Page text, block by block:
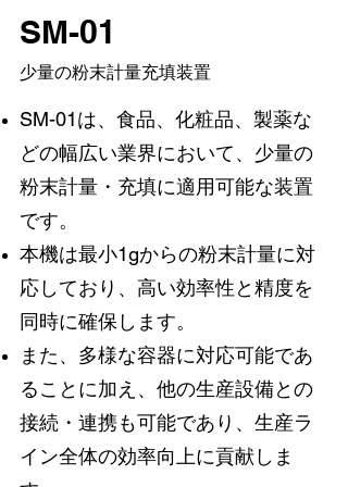
SM-01
少量の粉末計量充填装置
SM-01は、食品、化粧品、製薬な
どの幅広い業界において、少量の
粉末計量・充填に適用可能な装置
です。
本機は最小1gからの粉末計量に対
応しており、高い効率性と精度を
同時に確保します。
また、多様な容器に対応可能であ
ることに加え、他の生産設備との
接続・連携も可能であり、生産ラ
イン全体の効率向上に貢献しま